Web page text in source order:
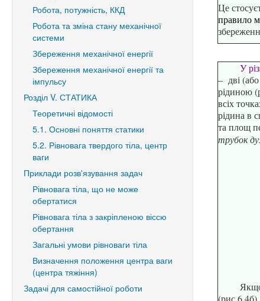
Це
правило
У
– дві
рідиною
всіх
рідина в
та площ
трубок
(рис.6.4б),
Робота, потужність, ККД
Робота та зміна стану механічної
системи
Збереження механічної енергії
Збереження механічної енергії та
імпульсу
Розділ V. СТАТИКА
Теоретичні відомості
5.1. Основні поняття статики
5.2. Рівновага твердого тіла, центр
ваги
Приклади розв'язування задач
Рівновага тіла, що не може
обертатися
Рівновага тіла з закріпленою віссю
обертання
Загальні умови рівноваги тіла
Визначення положення центра ваги
(центра тяжіння)
Задачі для самостійної роботи